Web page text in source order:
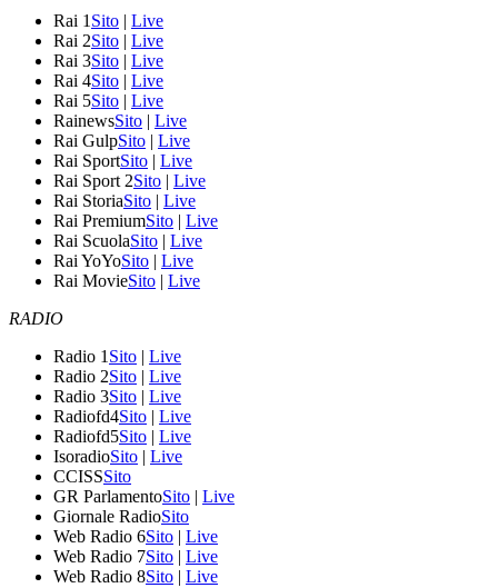
Rai 1 Sito | Live
Rai 2Sito | Live
Rai 3Sito | Live
Rai 4Sito | Live
Rai 5Sito | Live
RainewsSito | Live
Rai GulpSito | Live
Rai SportSito | Live
Rai Sport 2Sito | Live
Rai StoriaSito | Live
Rai PremiumSito | Live
Rai ScuolaSito | Live
Rai YoYoSito | Live
Rai MovieSito | Live
RADIO
Radio 1 Sito | Live
Radio 2Sito | Live
Radio 3Sito | Live
Radiofd4Sito | Live
Radiofd5Sito | Live
IsoradioSito | Live
CCISSSito
GR ParlamentoSito | Live
Giornale RadioSito
Web Radio 6Sito | Live
Web Radio 7Sito | Live
Web Radio 8Sito | Live